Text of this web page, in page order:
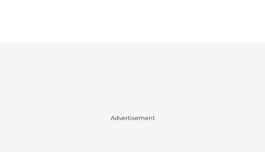
Advertisement